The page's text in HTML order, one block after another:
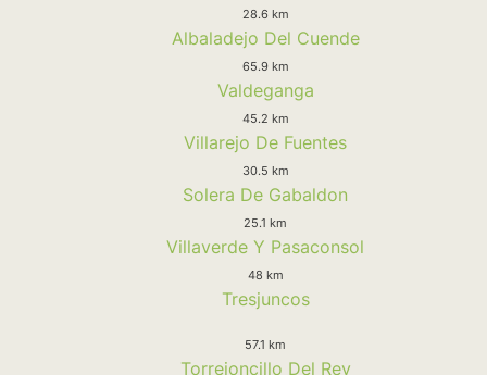
28.6 km
Albaladejo Del Cuende
65.9 km
Valdeganga
45.2 km
Villarejo De Fuentes
30.5 km
Solera De Gabaldon
25.1 km
Villaverde Y Pasaconsol
48 km
Tresjuncos
57.1 km
Torrejoncillo Del Rey